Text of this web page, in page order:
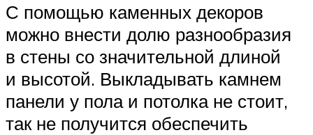
С помощью каменных декоров
можно внести долю разнообразия
в стены со значительной длиной
и высотой. Выкладывать камнем
панели у пола и потолка не стоит,
так не получится обеспечить